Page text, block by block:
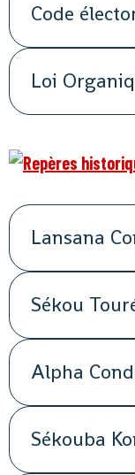
Code
Loi
Lansana
Sékou
Alpha
Sékouba